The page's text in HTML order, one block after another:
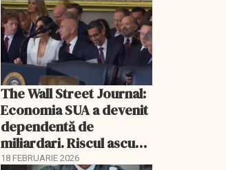
The Wall Street Journal:
Economia SUA a devenit
dependentă de
miliardari. Riscul ascuns
pentru burse și consum
18 FEBRUARIE 2026